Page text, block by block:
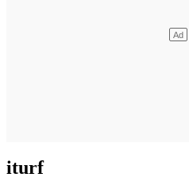
iturf